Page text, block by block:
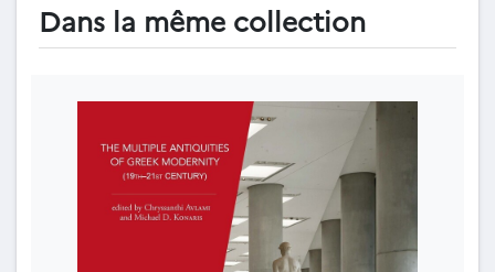
Dans la même collection